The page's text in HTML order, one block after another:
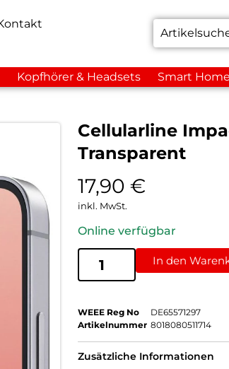
Kopfhörer & Headsets Smart
Cellularline
Transparent
17,90 €
inkl. MwSt.
Online verfügbar
In den
WEEE Reg No
DE65571297
Artikelnummer 8018080511714
Zusätzliche Informationen